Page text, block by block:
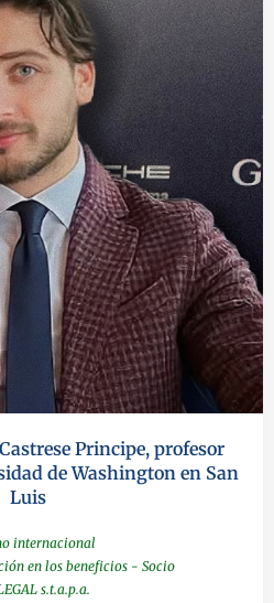
Principe, profesor
de Washington en San
Luis
internacional
en los beneficios - Socio
s.t.a.p.a.